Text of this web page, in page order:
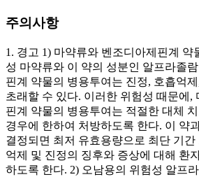
주의사항
1. 경고 1) 마약류와 벤조디아제핀계 약
성 마약류와 이 약의 성분인 알프라졸
핀계 약물의 병용투여는 진정, 호흡억
초래할 수 있다. 이러한 위험성 때문에,
핀계 약물의 병용투여는 적절한 대체
경우에 한하여 처방하도록 한다. 이 약
결정되면 최저 유효용량으로 최단 기
억제 및 진정의 징후와 증상에 대해 환
하도록 한다. 2) 오남용의 위험성 알프